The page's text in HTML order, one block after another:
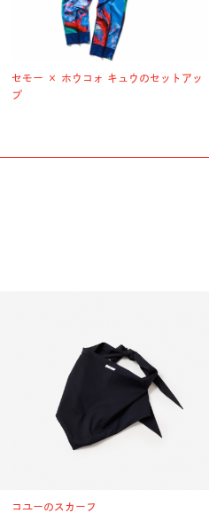
セモー × ホウコォ キュウのセットアッ
プ
コユーのスカーフ